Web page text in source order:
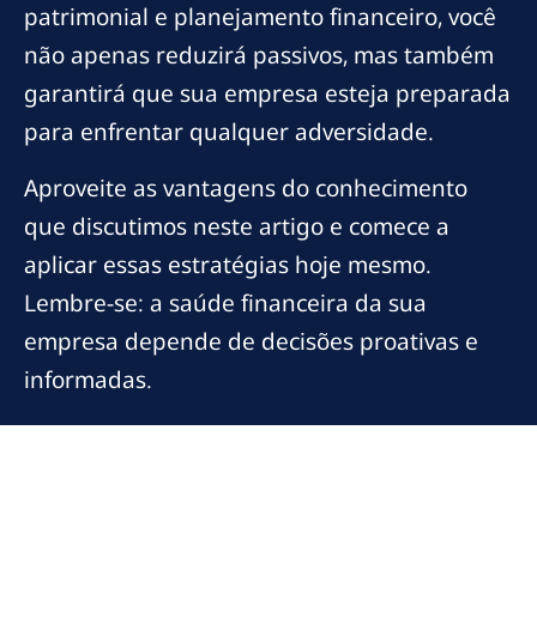
patrimonial e planejamento financeiro, você
não apenas reduzirá passivos, mas também
garantirá que sua empresa esteja preparada
para enfrentar qualquer adversidade.
Aproveite as vantagens do conhecimento
que discutimos neste artigo e comece a
aplicar essas estratégias hoje mesmo.
Lembre-se: a saúde financeira da sua
empresa depende de decisões proativas e
informadas.